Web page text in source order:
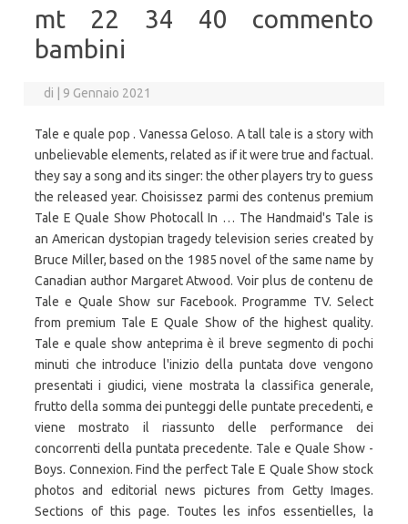
mt 22 34 40 commento
bambini
di 9 Gennaio 2021
Tale e quale pop . Vanessa Geloso. A tall tale is a story with
unbelievable elements, related as if it were true and factual.
they say a song and its singer: the other players try to guess
the released year. Choisissez parmi des contenus premium
Tale E Quale Show Photocall In … The Handmaid's Tale is
an American dystopian tragedy television series created by
Bruce Miller, based on the 1985 novel of the same name by
Canadian author Margaret Atwood. Voir plus de contenu de
Tale e Quale Show sur Facebook. Programme TV. Select
from premium Tale E Quale Show of the highest quality.
Tale e quale show anteprima è il breve segmento di pochi
minuti che introduce l'inizio della puntata dove vengono
presentati i giudici, viene mostrata la classifica generale,
frutto della somma dei punteggi delle puntate precedenti, e
viene mostrato il riassunto delle performance dei
concorrenti della puntata precedente. Tale e Quale Show -
Boys. Connexion. Find the perfect Tale E Quale Show stock
photos and editorial news pictures from Getty Images.
Sections of this page. Toutes les infos essentielles, la